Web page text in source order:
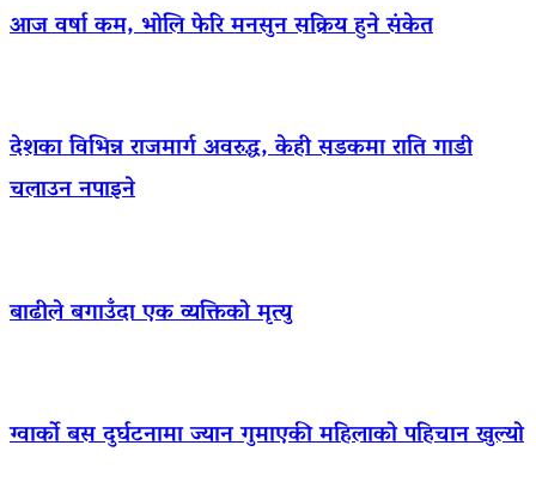
आज वर्षा कम, भोलि फेरि मनसुन सक्रिय हुने संकेत
देशका विभिन्न राजमार्ग अवरुद्ध, केही सडकमा राति गाडी
चलाउन नपाइने
बाढीले बगाउँदा एक व्यक्तिको मृत्यु
ग्वार्को बस दुर्घटनामा ज्यान गुमाएकी महिलाको पहिचान खुल्यो